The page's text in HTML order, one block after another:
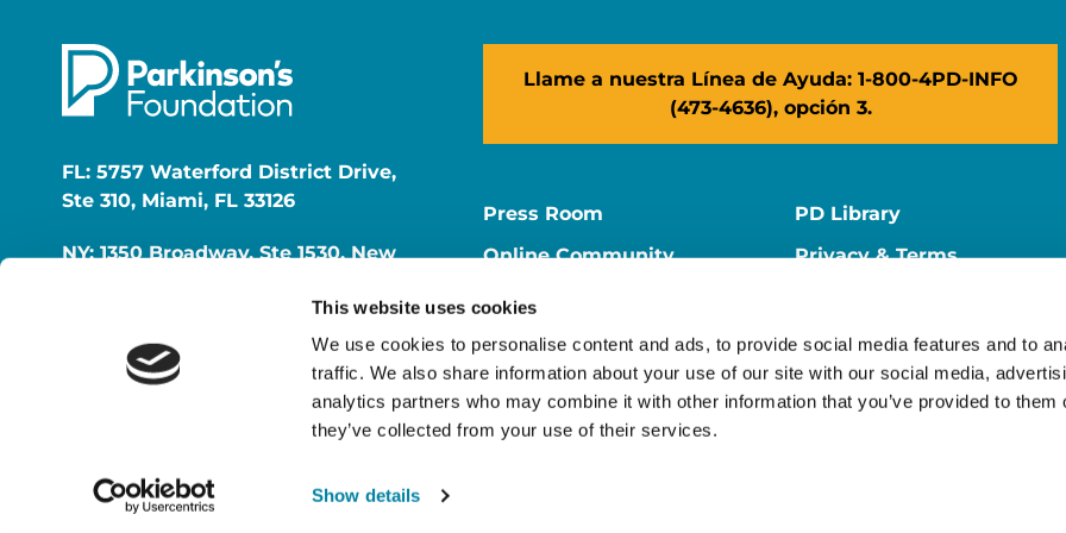
This website uses cookies
We use cookies to personalise content and ads, to provide social media features and to
traffic. We also share information about your use of our site with our social media,
analytics partners who may combine it with other information that you’ve provided to them
they’ve collected from your use of their services.
Show details
FL: 5757 Waterford District Drive,
Ste 310, Miami, FL 33126
NY: 1350 Broadway, Ste 1530, New
Llame a nuestra Línea de Ayuda: 1-800-4PD-INFO
(473-4636), opción 3.
Press Room
Online Community
Online Store
Careers
PD Library
Privacy & Terms
Supporter Center
© 2026 Parkinson's Foundation The Parkinson's Foundation is a 501(c)(3) nonprofit organization. EIN: 13-1866796